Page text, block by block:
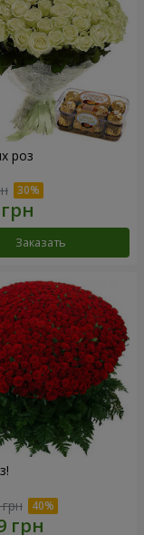
роз
Заказать